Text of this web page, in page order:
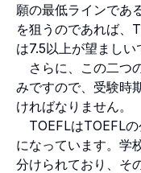
願の最低ラインであ
を狙うのであれば、
は7.5以上が望ましい
さらに、この二つ
みですので、受験時
ければなりません。
TOEFLはTOEFLの
になっています。学
分けられており、そ